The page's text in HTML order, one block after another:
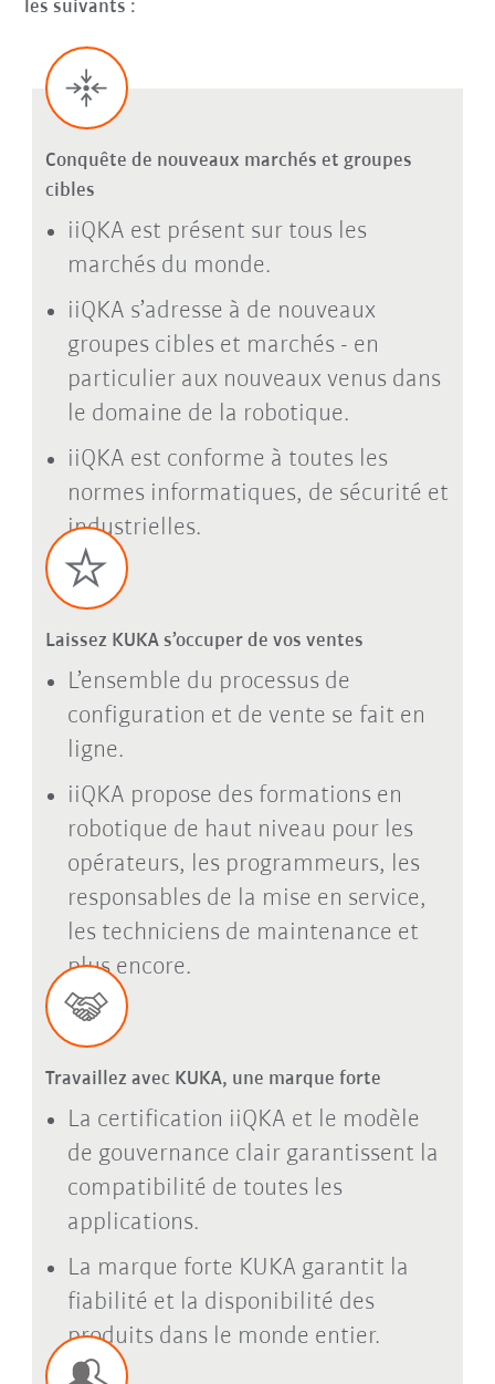
les suivants :
Conquête de nouveaux marchés et groupes
cibles
iiQKA est présent sur tous les
marchés du monde.
iiQKA s’adresse à de nouveaux
groupes cibles et marchés - en
particulier aux nouveaux venus dans
le domaine de la robotique.
iiQKA est conforme à toutes les
normes informatiques, de sécurité et
industrielles.
Laissez KUKA s’occuper de vos ventes
L’ensemble du processus de
configuration et de vente se fait en
ligne.
iiQKA propose des formations en
robotique de haut niveau pour les
opérateurs, les programmeurs, les
responsables de la mise en service,
les techniciens de maintenance et
plus encore.
Travaillez avec KUKA, une marque forte
La certification iiQKA et le modèle
de gouvernance clair garantissent la
compatibilité de toutes les
applications.
La marque forte KUKA garantit la
fiabilité et la disponibilité des
produits dans le monde entier.